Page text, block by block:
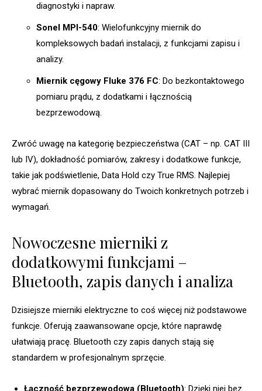
diagnostyki i napraw.
Sonel MPI-540: Wielofunkcyjny miernik do
kompleksowych badań instalacji, z funkcjami zapisu i
analizy.
Miernik cęgowy Fluke 376 FC: Do bezkontaktowego
pomiaru prądu, z dodatkami i łącznością
bezprzewodową.
Zwróć uwagę na kategorię bezpieczeństwa (CAT – np. CAT III
lub IV), dokładność pomiarów, zakresy i dodatkowe funkcje,
takie jak podświetlenie, Data Hold czy True RMS. Najlepiej
wybrać miernik dopasowany do Twoich konkretnych potrzeb i
wymagań.
Nowoczesne mierniki z
dodatkowymi funkcjami –
Bluetooth, zapis danych i analiza
Dzisiejsze mierniki elektryczne to coś więcej niż podstawowe
funkcje. Oferują zaawansowane opcje, które naprawdę
ułatwiają pracę. Bluetooth czy zapis danych stają się
standardem w profesjonalnym sprzęcie.